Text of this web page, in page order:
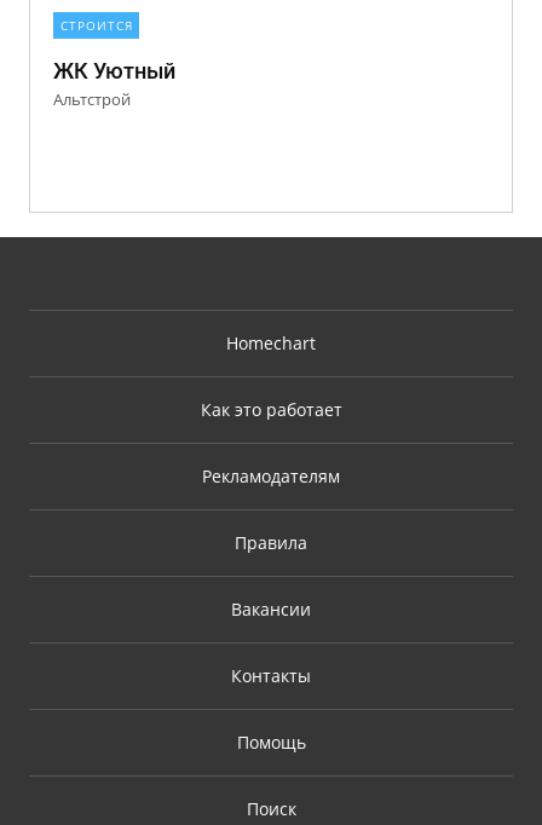
СТРОИТСЯ
ЖК Уютный
Альтстрой
Homechart
Как это работает
Рекламодателям
Правила
Вакансии
Контакты
Помощь
Поиск